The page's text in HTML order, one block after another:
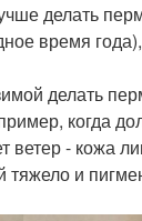
делать
время
делать
когда
ветер - кожа
тяжело и